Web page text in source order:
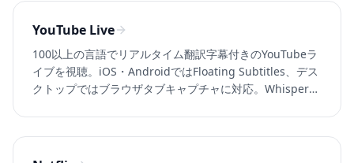
YouTube Live
100以上の言語でリアルタイム翻訳字幕付きのYouTubeラ
イブを視聴。iOS・AndroidではFloating Subtitles、デス
クトップではブラウザタブキャプチャに対応。Whisperrr